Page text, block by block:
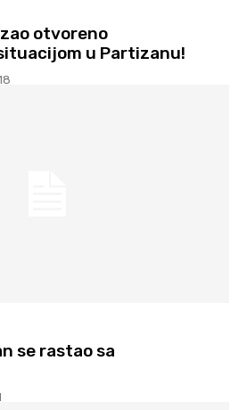
otvoreno
u Partizanu!
se rastao sa